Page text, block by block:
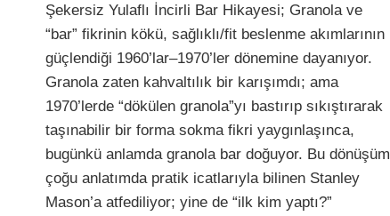
Şekersiz Yulaflı İncirli Bar Hikayesi; Granola ve
“bar” fikrinin kökü, sağlıklı/fit beslenme akımlarının
güçlendiği 1960’lar–1970’ler dönemine dayanıyor.
Granola zaten kahvaltılık bir karışımdı; ama
1970’lerde “dökülen granola”yı bastırıp sıkıştırarak
taşınabilir bir forma sokma fikri yaygınlaşınca,
bugünkü anlamda granola bar doğuyor. Bu dönüşüm
çoğu anlatımda pratik icatlarıyla bilinen Stanley
Mason’a atfediliyor; yine de “ilk kim yaptı?”